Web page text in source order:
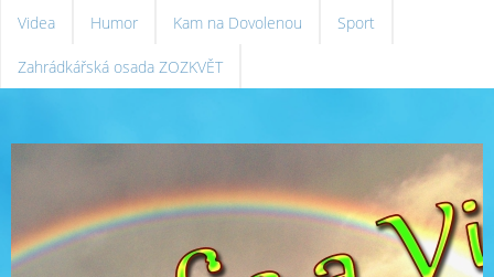
Videa Humor Kam na Dovolenou Sport
Zahrádkářská osada ZOZKVĚT